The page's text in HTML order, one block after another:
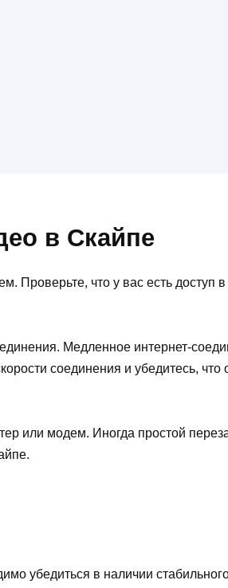
в Скайпе
Проверьте, что у вас есть доступ в
Медленное интернет-
соединения и убедитесь, что
или модем. Иногда простой
убедиться в наличии